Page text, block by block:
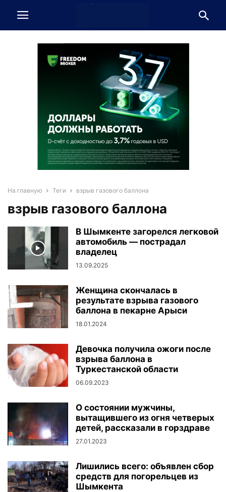
На главную Теги взрыв газового баллона
взрыв газового баллона
В Шымкенте загорелся легковой
автомобиль — пострадал
владелец
13.09.2025
Женщина скончалась в
результате взрыва газового
баллона в пекарне Арыси
18.01.2024
Девочка получила ожоги после
взрыва баллона в
Туркестанской области
06.09.2023
О состоянии мужчины,
вытащившего из огня четверых
детей, рассказали в горздраве
27.01.2023
Лишились всего: объявлен сбор
средств для погорельцев из
Шымкента